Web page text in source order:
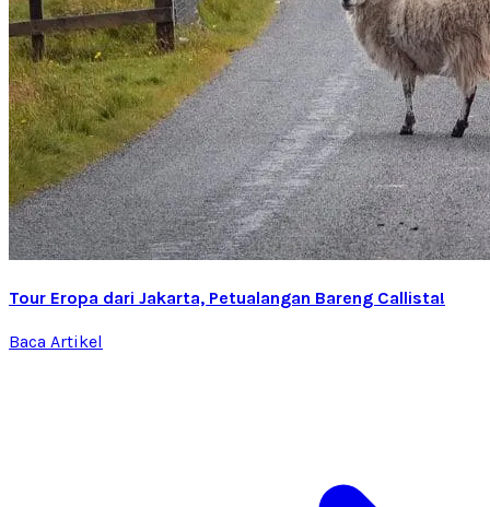
Tour Eropa dari Jakarta, Petualangan Bareng Callista!
Baca Artikel